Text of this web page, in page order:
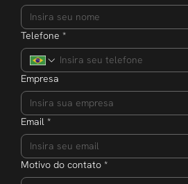
Telefone *
Empresa
Email *
Motivo do contato *